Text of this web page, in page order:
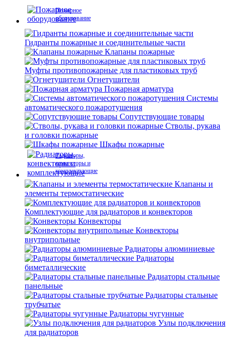
Пожарное
оборудование
Гидранты пожарные и соединительные части
Клапаны пожарные
Муфты противопожарные для пластиковых труб
Огнетушители
Пожарная арматура
Системы
автоматического пожаротушения
Сопутствующие товары
Стволы, рукава
и головки пожарные
Шкафы пожарные
Радиаторы,
конвекторы и
комплектующие
Клапаны и
элементы термостатические
Комплектующие для радиаторов и конвекторов
Конвекторы
Конвекторы
внутрипольные
Радиаторы алюминиевые
Радиаторы
биметаллические
Радиаторы стальные
панельные
Радиаторы стальные
трубчатые
Радиаторы чугунные
Узлы подключения
для радиаторов